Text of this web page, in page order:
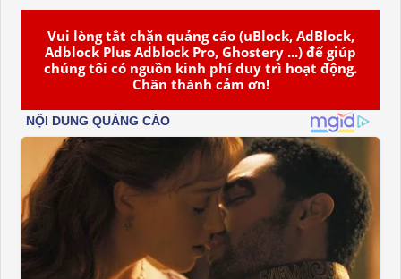
Vui lòng tắt chặn quảng cáo (uBlock, AdBlock,
Adblock Plus Adblock Pro, Ghostery ...) để giúp
chúng tôi có nguồn kinh phí duy trì hoạt động.
Chân thành cảm ơn!